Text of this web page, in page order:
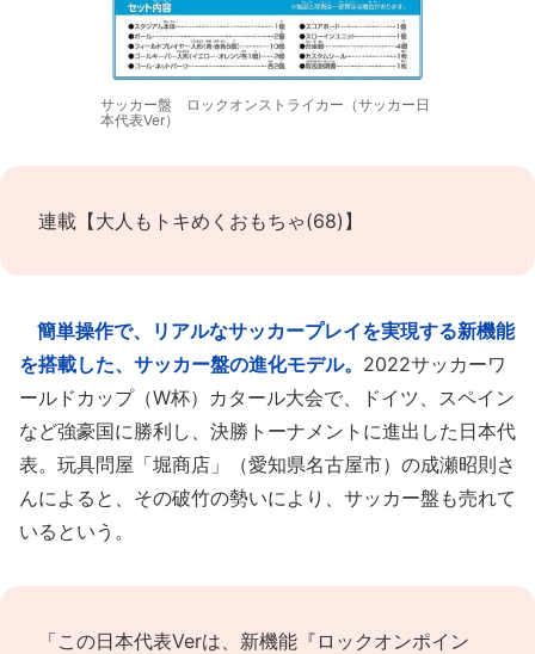
サッカー盤 ロックオンストライカー（サッカー日
本代表Ver）
連載【大人もトキめくおもちゃ(68)】
簡単操作で、リアルなサッカープレイを実現する新機能
を搭載した、サッカー盤の進化モデル。 2022サッカーワ
ールドカップ（W杯）カタール大会で、ドイツ、スペイン
など強豪国に勝利し、決勝トーナメントに進出した日本代
表。玩具問屋「堀商店」（愛知県名古屋市）の成瀬昭則さ
んによると、その破竹の勢いにより、サッカー盤も売れて
いるという。
「この日本代表Verは、新機能『ロックオンポイン